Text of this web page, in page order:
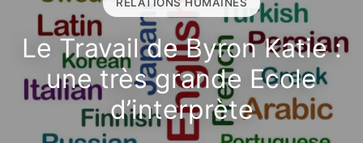
Le Travail de Byron Katie :
une très grande Ecole
d’interprète